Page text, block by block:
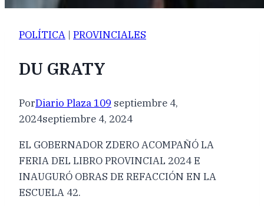
POLÍTICA | PROVINCIALES
DU GRATY
PorDiario Plaza 109 septiembre 4,
2024septiembre 4, 2024
EL GOBERNADOR ZDERO ACOMPAÑÓ LA
FERIA DEL LIBRO PROVINCIAL 2024 E
INAUGURÓ OBRAS DE REFACCIÓN EN LA
ESCUELA 42.